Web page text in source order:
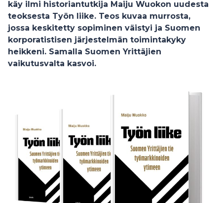
käy ilmi historiantutkija Maiju Wuokon uudesta
teoksesta Työn liike. Teos kuvaa murrosta,
jossa keskitetty sopiminen väistyi ja Suomen
korporatistisen järjestelmän toimintakyky
heikkeni. Samalla Suomen Yrittäjien
vaikutusvalta kasvoi.